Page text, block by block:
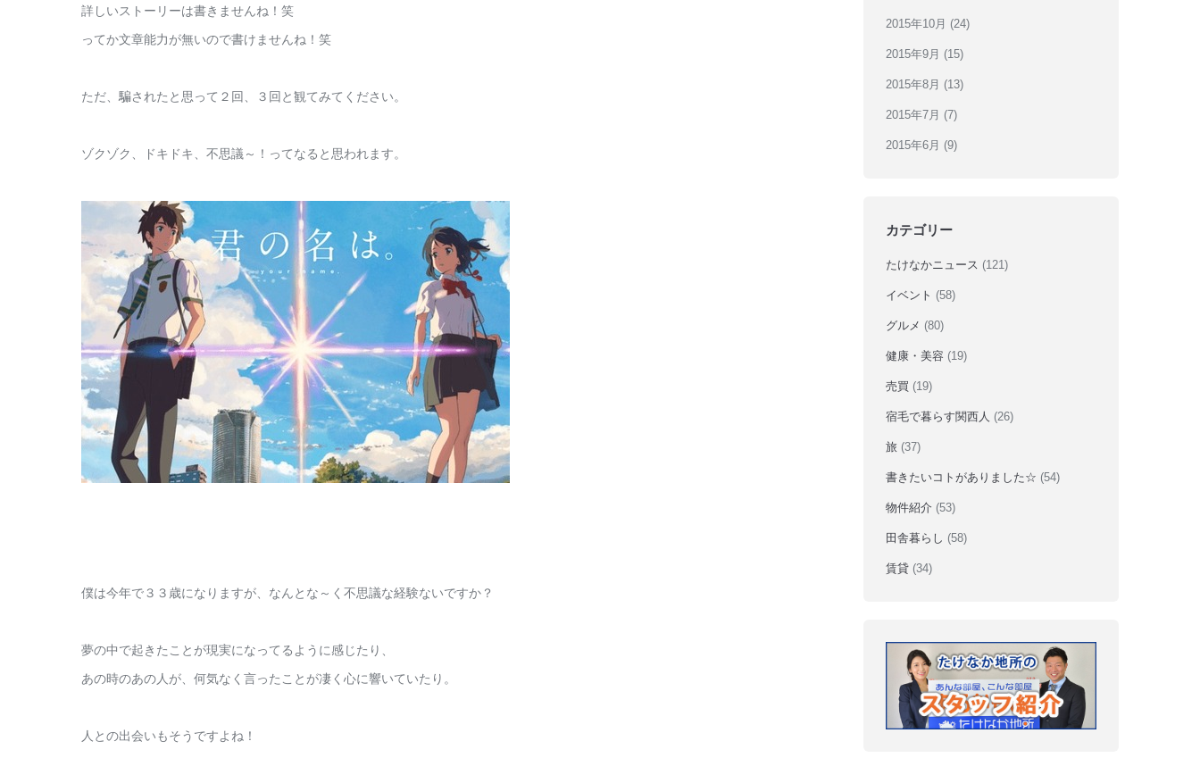
詳しいストーリーは書きませんね！笑
ってか文章能力が無いので書けませんね！笑
ただ、騙されたと思って２回、３回と観てみてください。
ゾクゾク、ドキドキ、不思議～！ってなると思われます。
僕は今年で３３歳になりますが、なんとな～く不思議な経験ないですか？
夢の中で起きたことが現実になってるように感じたり、
あの時のあの人が、何気なく言ったことが凄く心に響いていたり。
人との出会いもそうですよね！
2015年10月 (24)
2015年9月 (15)
2015年8月 (13)
2015年7月 (7)
2015年6月 (9)
カテゴリー
たけなかニュース (121)
イベント (58)
グルメ (80)
健康・美容 (19)
売買 (19)
宿毛で暮らす関西人 (26)
旅 (37)
書きたいコトがありました☆ (54)
物件紹介 (53)
田舎暮らし (58)
賃貸 (34)